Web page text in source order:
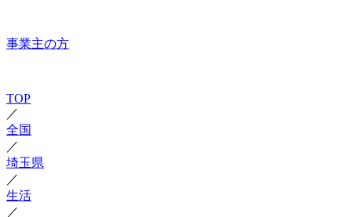
事業主の方
TOP
／
全国
／
埼玉県
／
生活
／